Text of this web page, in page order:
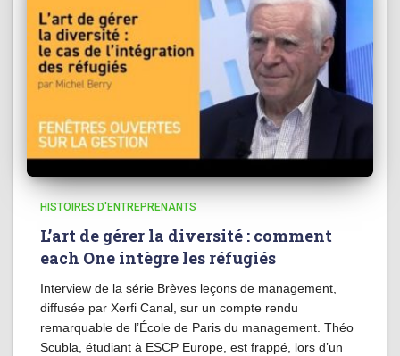
HISTOIRES D'ENTREPRENANTS
L’art de gérer la diversité : comment
each One intègre les réfugiés
Interview de la série Brèves leçons de management,
diffusée par Xerfi Canal, sur un compte rendu
remarquable de l’École de Paris du management. Théo
Scubla, étudiant à ESCP Europe, est frappé, lors d’un